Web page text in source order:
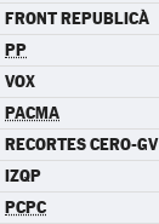
FRONT REPUBLICÀ
PP
VOX
PACMA
RECORTES CERO-GV
IZQP
PCPC